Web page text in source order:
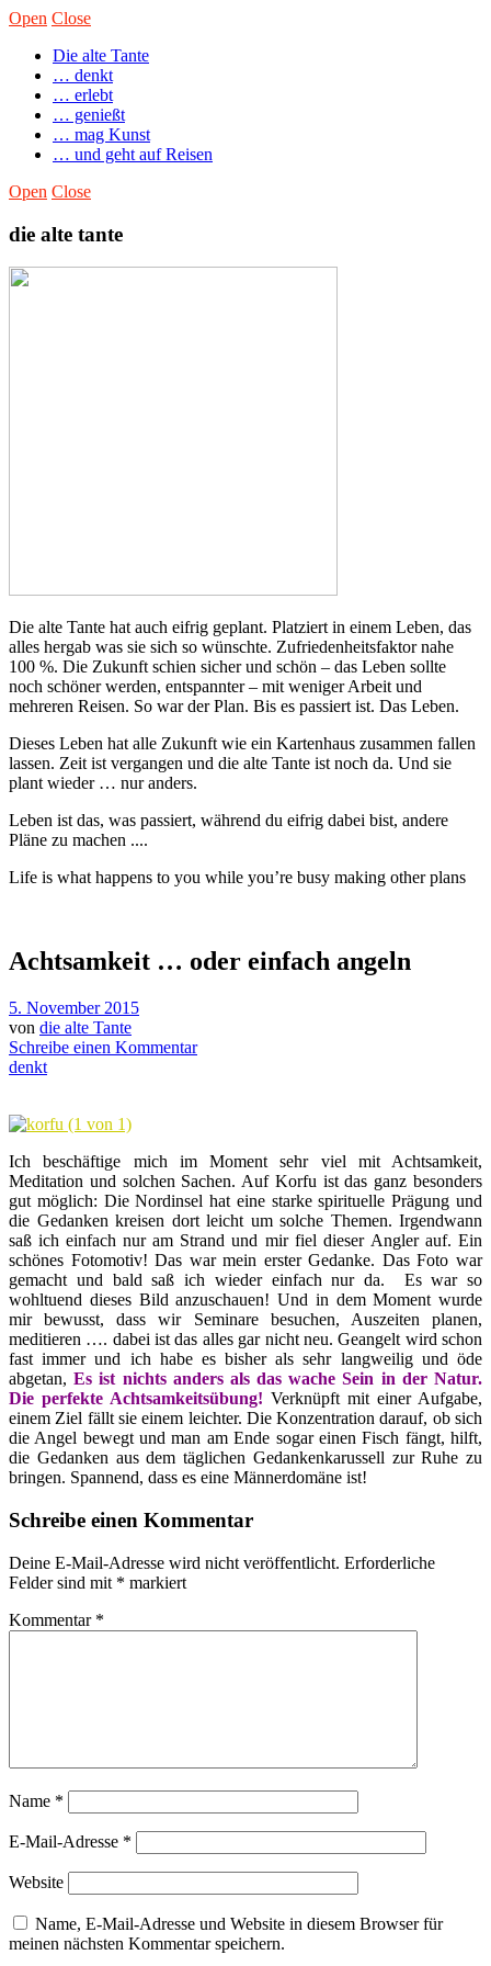
Open Close
Die alte Tante
… denkt
… erlebt
… genießt
… mag Kunst
… und geht auf Reisen
Open Close
die alte tante
Die alte Tante hat auch eifrig geplant. Platziert in einem Leben, das
alles hergab was sie sich so wünschte. Zufriedenheitsfaktor nahe
100 %. Die Zukunft schien sicher und schön – das Leben sollte
noch schöner werden, entspannter – mit weniger Arbeit und
mehreren Reisen. So war der Plan. Bis es passiert ist. Das Leben.
Dieses Leben hat alle Zukunft wie ein Kartenhaus zusammen fallen
lassen. Zeit ist vergangen und die alte Tante ist noch da. Und sie
plant wieder … nur anders.
Leben ist das, was passiert, während du eifrig dabei bist, andere
Pläne zu machen ....
Life is what happens to you while you’re busy making other plans
Achtsamkeit … oder einfach angeln
5. November 2015
von die alte Tante
Schreibe einen Kommentar
denkt
Ich beschäftige mich im Moment sehr viel mit Achtsamkeit,
Meditation und solchen Sachen. Auf Korfu ist das ganz besonders
gut möglich: Die Nordinsel hat eine starke spirituelle Prägung und
die Gedanken kreisen dort leicht um solche Themen. Irgendwann
saß ich einfach nur am Strand und mir fiel dieser Angler auf. Ein
schönes Fotomotiv! Das war mein erster Gedanke. Das Foto war
gemacht und bald saß ich wieder einfach nur da. Es war so
wohltuend dieses Bild anzuschauen! Und in dem Moment wurde
mir bewusst, dass wir Seminare besuchen, Auszeiten planen,
meditieren …. dabei ist das alles gar nicht neu. Geangelt wird schon
fast immer und ich habe es bisher als sehr langweilig und öde
abgetan,Es ist nichts anders als daswache Sein in der Natur.
Die perfekte Achtsamkeitsübung! Verknüpft mit einer Aufgabe,
einem Ziel fällt sie einem leichter. Die Konzentration darauf, ob sich
die Angel bewegt und man am Ende sogar einen Fisch fängt, hilft,
die Gedanken aus dem täglichen Gedankenkarussell zur Ruhe zu
bringen. Spannend, dass es eine Männerdomäne ist!
Schreibe einen Kommentar
Deine E-Mail-Adresse wird nicht veröffentlicht. Erforderliche
Felder sind mit * markiert
Kommentar *
Name *
E-Mail-Adresse *
Website
Name, E-Mail-Adresse und Website in diesem Browser für
meinen nächsten Kommentar speichern.